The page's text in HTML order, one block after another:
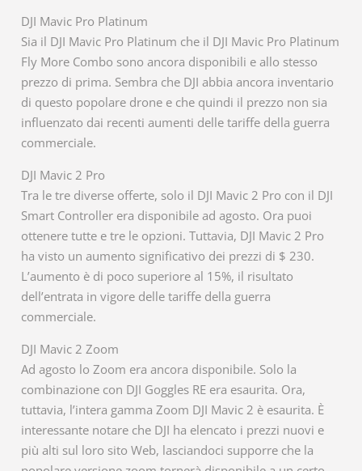
DJI Mavic Pro Platinum
Sia il DJI Mavic Pro Platinum che il DJI Mavic Pro Platinum
Fly More Combo sono ancora disponibili e allo stesso
prezzo di prima. Sembra che DJI abbia ancora inventario
di questo popolare drone e che quindi il prezzo non sia
influenzato dai recenti aumenti delle tariffe della guerra
commerciale.
DJI Mavic 2 Pro
Tra le tre diverse offerte, solo il DJI Mavic 2 Pro con il DJI
Smart Controller era disponibile ad agosto. Ora puoi
ottenere tutte e tre le opzioni. Tuttavia, DJI Mavic 2 Pro
ha visto un aumento significativo dei prezzi di $ 230.
L’aumento è di poco superiore al 15%, il risultato
dell’entrata in vigore delle tariffe della guerra
commerciale.
DJI Mavic 2 Zoom
Ad agosto lo Zoom era ancora disponibile. Solo la
combinazione con DJI Goggles RE era esaurita. Ora,
tuttavia, l’intera gamma Zoom DJI Mavic 2 è esaurita. È
interessante notare che DJI ha elencato i prezzi nuovi e
più alti sul loro sito Web, lasciandoci supporre che la